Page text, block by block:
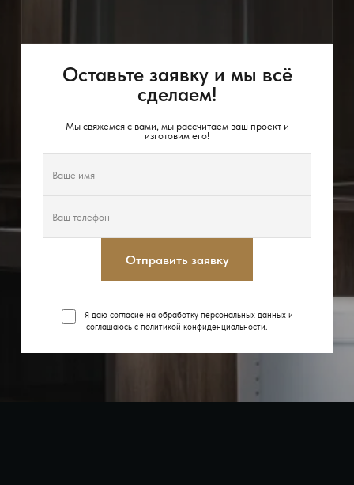
Оставьте заявку и мы всё
сделаем!
Мы свяжемся с вами, мы рассчитаем ваш проект и
изготовим его!
Отправить заявку
Я даю согласие на обработку персональных данных и
соглашаюсь с политикой конфиденциальности.